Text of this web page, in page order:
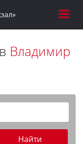
Владимир
Найти